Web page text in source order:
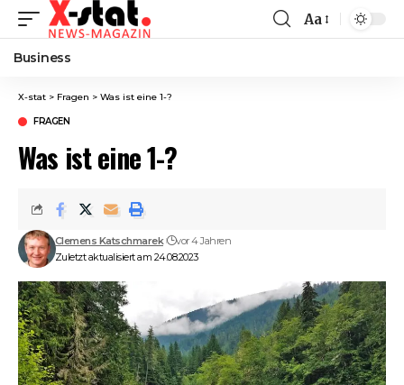
Font
Aa
Business
X-stat > Fragen > Was ist eine 1-?
FRAGEN
Was ist eine 1-?
Zuletzt aktualisiert am 24.08.2023
Clemens Katschmarek vor 4 Jahren